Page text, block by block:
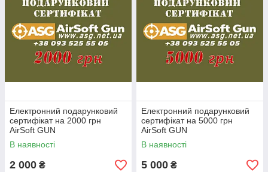
Електронний подарунковий
сертифікат на 2000 грн
AirSoft GUN
В наявності
2 000 ₴
Електронний подарунковий
сертифікат на 5000 грн
AirSoft GUN
В наявності
5 000 ₴